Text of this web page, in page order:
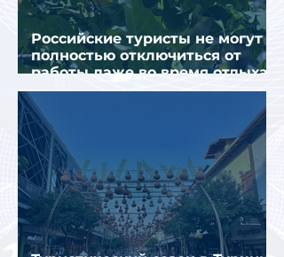
Российские туристы не могут
полностью отключиться от
работы даже во время отдыха
в Турции